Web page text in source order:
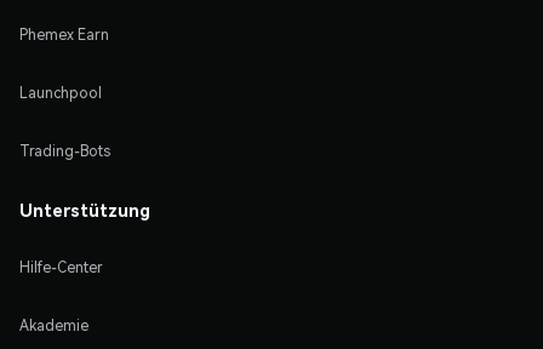
Phemex Earn
Launchpool
Trading-Bots
Unterstützung
Hilfe-Center
Akademie